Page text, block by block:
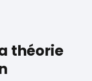
théorie